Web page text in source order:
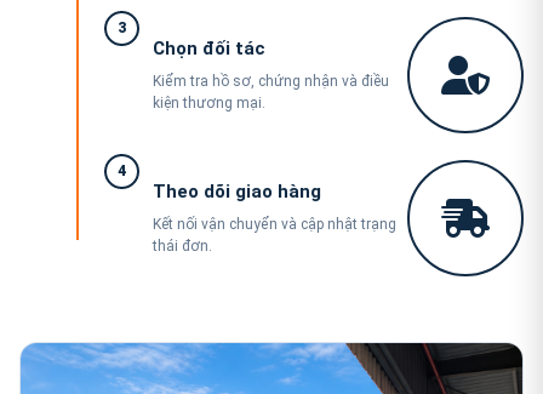
3
Chọn đối tác
Kiểm tra hồ sơ, chứng nhận và điều
kiện thương mại.
4
Theo dõi giao hàng
Kết nối vận chuyển và cập nhật trạng
thái đơn.